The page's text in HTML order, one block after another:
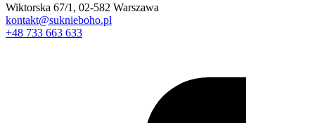
Wiktorska 67/1, 02-582 Warszawa
kontakt@suknieboho.pl
+48 733 663 633